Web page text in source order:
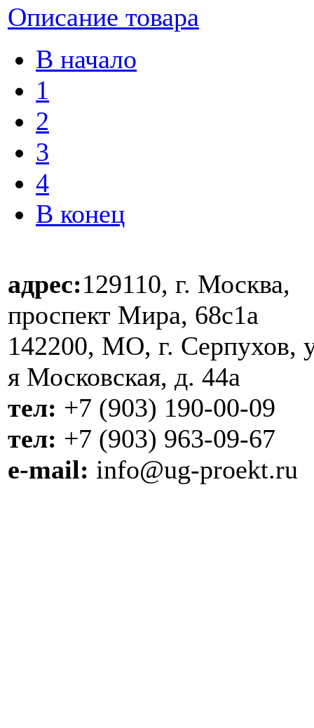
Описание товара
В начало
1
2
3
4
В конец
адрес:129110, г. Москва,
проспект Мира, 68с1а
142200, МО, г. Серпухов,
я Московская, д. 44a
тел: +7 (903) 190-00-09
тел: +7 (903) 963-09-67
e-mail: info@ug-proekt.ru